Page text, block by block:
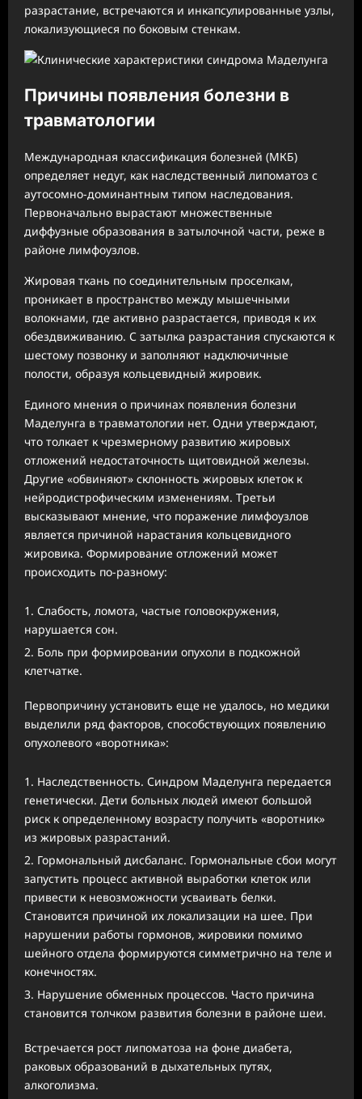
разрастание, встречаются и инкапсулированные узлы,
локализующиеся по боковым стенкам.
Причины появления болезни в
травматологии
Международная классификация болезней (МКБ)
определяет недуг, как наследственный липоматоз с
аутосомно-доминантным типом наследования.
Первоначально вырастают множественные
диффузные образования в затылочной части, реже в
районе лимфоузлов.
Жировая ткань по соединительным проселкам,
проникает в пространство между мышечными
волокнами, где активно разрастается, приводя к их
обездвиживанию. С затылка разрастания спускаются к
шестому позвонку и заполняют надключичные
полости, образуя кольцевидный жировик.
Единого мнения о причинах появления болезни
Маделунга в травматологии нет. Одни утверждают,
что толкает к чрезмерному развитию жировых
отложений недостаточность щитовидной железы.
Другие «обвиняют» склонность жировых клеток к
нейродистрофическим изменениям. Третьи
высказывают мнение, что поражение лимфоузлов
является причиной нарастания кольцевидного
жировика. Формирование отложений может
происходить по-разному:
Слабость, ломота, частые головокружения,
нарушается сон.
Боль при формировании опухоли в подкожной
клетчатке.
Первопричину установить еще не удалось, но медики
выделили ряд факторов, способствующих появлению
опухолевого «воротника»:
Наследственность. Синдром Маделунга передается
генетически. Дети больных людей имеют большой
риск к определенному возрасту получить «воротник»
из жировых разрастаний.
Гормональный дисбаланс. Гормональные сбои могут
запустить процесс активной выработки клеток или
привести к невозможности усваивать белки.
Становится причиной их локализации на шее. При
нарушении работы гормонов, жировики помимо
шейного отдела формируются симметрично на теле и
конечностях.
Нарушение обменных процессов. Часто причина
становится толчком развития болезни в районе шеи.
Встречается рост липоматоза на фоне диабета,
раковых образований в дыхательных путях,
алкоголизма.